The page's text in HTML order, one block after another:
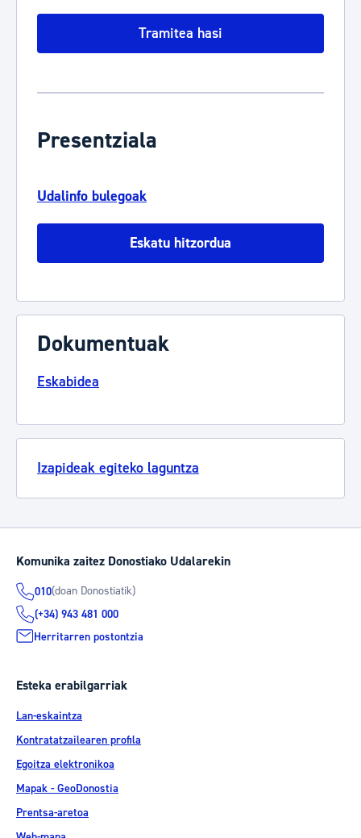
Tramitea hasi
Presentziala
Udalinfo bulegoak
Eskatu hitzordua
Dokumentuak
Eskabidea
Izapideak egiteko laguntza
Komunika zaitez Donostiako Udalarekin
010(doan Donostiatik)
(+34) 943 481 000
Herritarren postontzia
Esteka erabilgarriak
Lan-eskaintza
Kontratatzailearen profila
Egoitza elektronikoa
Mapak - GeoDonostia
Prentsa-aretoa